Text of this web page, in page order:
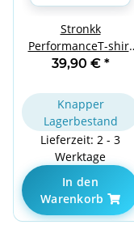
Stronkk
PerformanceT-shirt
Black XS
39,90 € *
Knapper
Lagerbestand
Lieferzeit: 2 - 3
Werktage
In den
Warenkorb